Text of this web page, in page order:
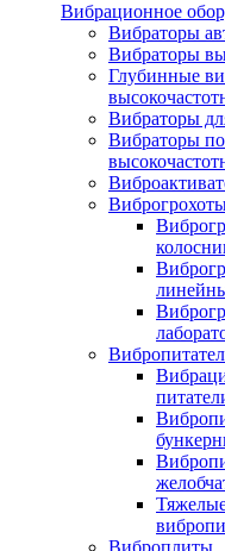
Вибрационное
Вибраторы
Вибраторы
Глубинные
Вибраторы
Вибраторы
Виброплиты